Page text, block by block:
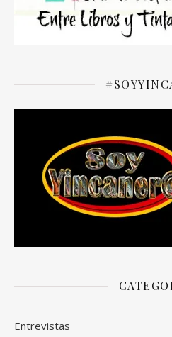
Entrevistas